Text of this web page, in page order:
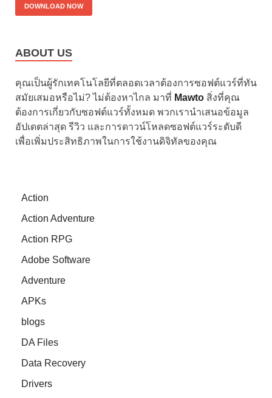
DOWNLOAD NOW
ABOUT US
คุณเป็นผู้รักเทคโนโลยีที่ตลอดเวลาต้องการซอฟต์แวร์ที่ทัน
สมัยเสมอหรือไม่? ไม่ต้องหาไกล มาที่ Mawto สิ่งที่คุณ
ต้องการเกี่ยวกับซอฟต์แวร์ทั้งหมด พวกเรานำเสนอข้อมูล
อัปเดตล่าสุด รีวิว และการดาวน์โหลดซอฟต์แวร์ระดับดี
เพื่อเพิ่มประสิทธิภาพในการใช้งานดิจิทัลของคุณ
Action
Action Adventure
Action RPG
Adobe Software
Adventure
APKs
blogs
DA Files
Data Recovery
Drivers